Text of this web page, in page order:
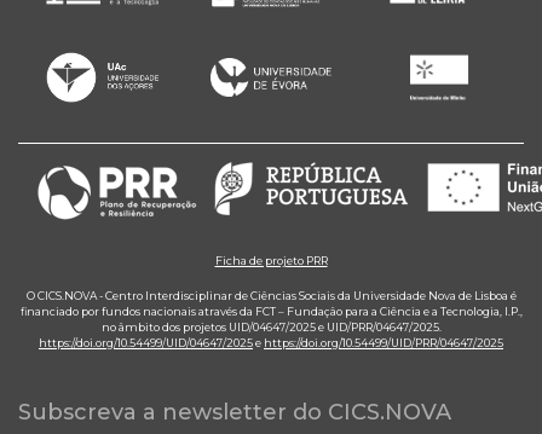
Ficha de projeto PRR
O CICS.NOVA - Centro Interdisciplinar de Ciências Sociais da Universidade Nova de Lisboa é
financiado por fundos nacionais através da FCT – Fundação para a Ciência e a Tecnologia, I.P.,
no âmbito dos projetos UID/04647/2025 e UID/PRR/04647/2025.
https://doi.org/10.54499/UID/04647/2025e https://doi.org/10.54499/UID/PRR/04647/2025
Subscreva a newsletter do CICS.NOVA